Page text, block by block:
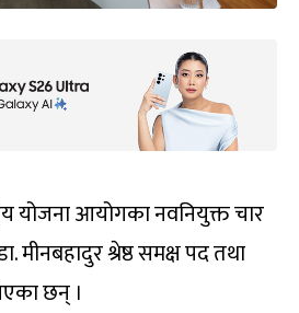
योजना आयोगका नवनियुक्त चार
मीनबहादुर श्रेष्ठ समक्ष पद तथा
छन् ।